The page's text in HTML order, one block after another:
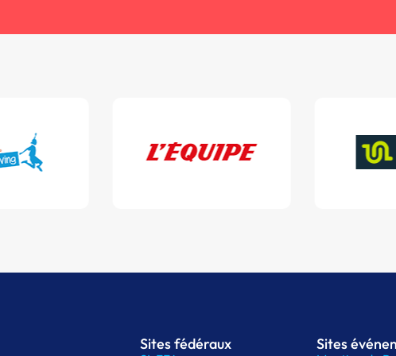
Sites fédéraux Sites